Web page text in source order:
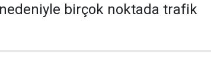
nedeniyle birçok noktada trafik